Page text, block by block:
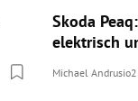
Skoda
elektrisch
Michael Andrusio